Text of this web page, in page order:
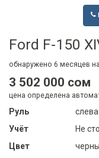
Ford F-150
обнаружено 6 месяцев
3 502 000 сом
цена определена
Руль
слева
Учёт
Не
Цвет